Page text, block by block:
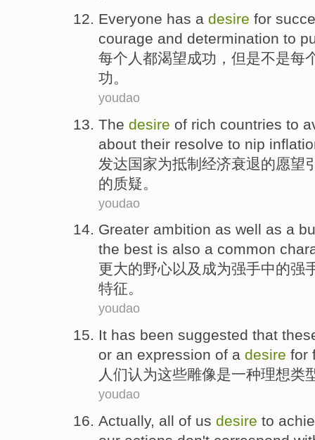
Everyone has a desire for
courage and determination to
每个 人都渴望成功 ， 但是不是每
功。
youdao
The desire of rich countries to
about their resolve to nip
发达国家为抵制 经济衰退的愿望
的质疑 。
youdao
Greater ambition as well as a
the best is also a common
更大的野心以及 成为强手中的强
特征。
youdao
It has been suggested that
or an expression of a desire for
人们认为这些雕像是一种理想类
youdao
Actually, all of us desire to